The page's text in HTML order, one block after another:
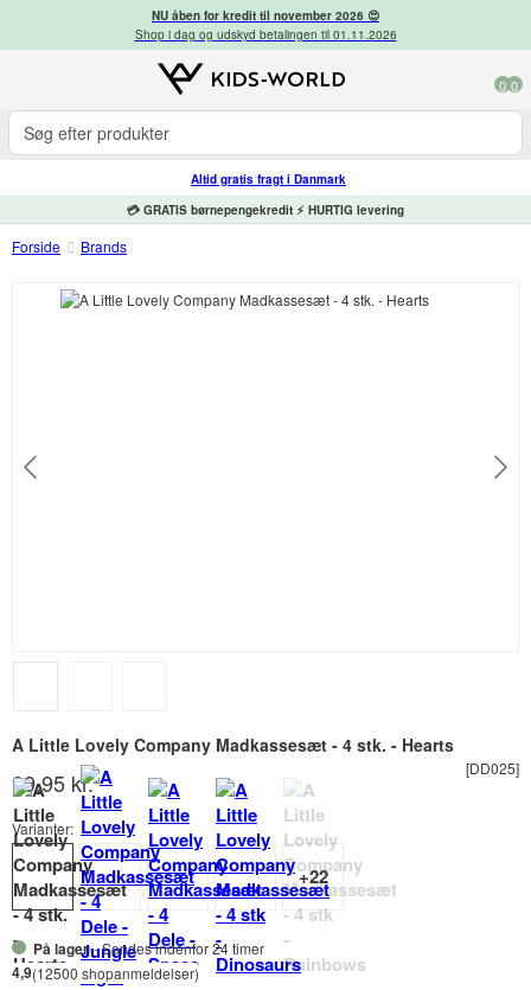
NU åben for kredit til november 2026 😍
Shop i dag og udskyd betalingen til 01.11.2026
0 0
Altid gratis fragt i Danmark
💳 GRATIS børnepengekredit ⚡ HURTIG levering
Forside Brands
A Little Lovely Company Madkassesæt - 4 stk. - Hearts
[DD025]
99,95 kr.
Varianter:
På lager- Sendes indenfor 24 timer
4,9(12500 shopanmeldelser)